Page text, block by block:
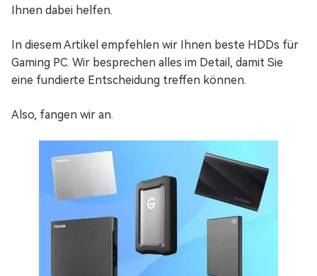
Ihnen dabei helfen.
In diesem Artikel empfehlen wir Ihnen beste HDDs für
Gaming PC. Wir besprechen alles im Detail, damit Sie
eine fundierte Entscheidung treffen können.
Also, fangen wir an.